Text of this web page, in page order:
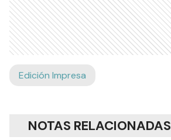
Edición Impresa
NOTAS RELACIONADAS